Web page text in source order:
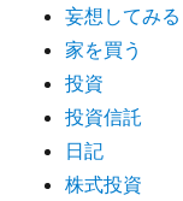
妄想してみる
家を買う
投資
投資信託
日記
株式投資